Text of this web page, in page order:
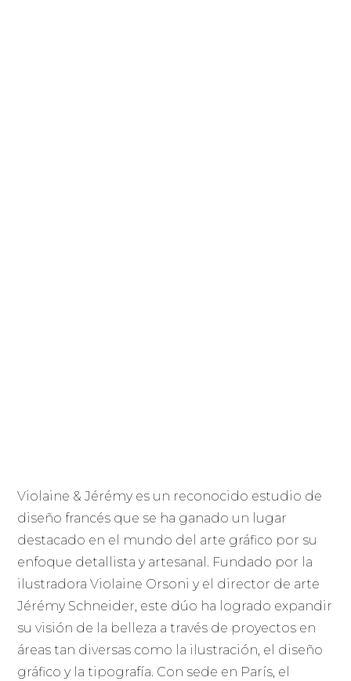
Violaine & Jérémy es un reconocido estudio de
diseño francés que se ha ganado un lugar
destacado en el mundo del arte gráfico por su
enfoque detallista y artesanal. Fundado por la
ilustradora Violaine Orsoni y el director de arte
Jérémy Schneider, este dúo ha logrado expandir
su visión de la belleza a través de proyectos en
áreas tan diversas como la ilustración, el diseño
gráfico y la tipografía. Con sede en París, el